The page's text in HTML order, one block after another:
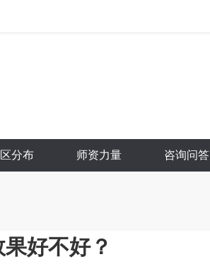
分布 师资力量 咨询问答
好不好？